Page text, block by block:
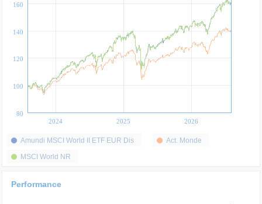
2024 2025 2026
80
100
120
140
160
Amundi MSCI World II ETF EUR Dis
Act. Monde
MSCI World NR
Performance